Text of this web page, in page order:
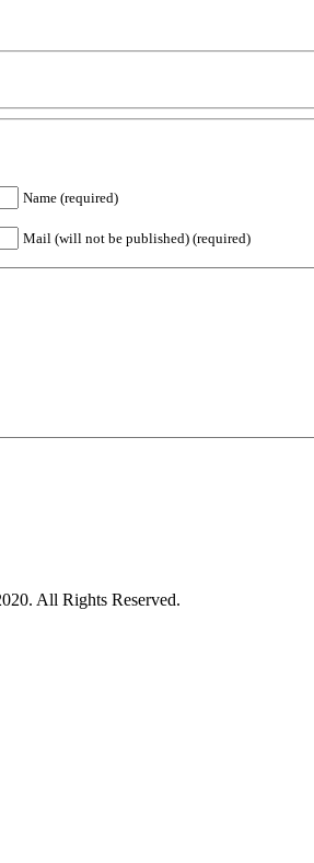
Name (required)
Mail (will not be published) (required)
All Rights Reserved.